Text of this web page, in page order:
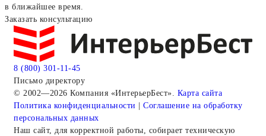
в ближайшее время.
Заказать консультацию
8 (800) 301-11-45
Письмо директору
© 2002—2026 Компания «ИнтерьерБест». Карта сайта
Политика конфиденциальности | Соглашение на обработку
персональных данных
Наш сайт, для корректной работы, собирает техническую